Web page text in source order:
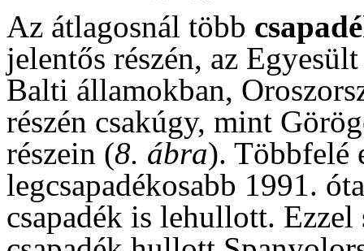
Az átlagosnál több
jelentős részén, az
Balti államokban,
részén csakúgy, mint
részein (8. ábra). Többfelé
legcsapadékosabb 1991.
csapadék is lehullott. Ezzel